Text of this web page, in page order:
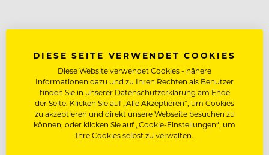
DIESE SEITE VERWENDET COOKIES
Diese Website verwendet Cookies - nähere
Informationen dazu und zu Ihren Rechten als Benutzer
finden Sie in unserer Datenschutzerklärung am Ende
der Seite. Klicken Sie auf „Alle Akzeptieren“, um Cookies
zu akzeptieren und direkt unsere Webseite besuchen zu
können, oder klicken Sie auf „Cookie-Einstellungen“, um
Ihre Cookies selbst zu verwalten.